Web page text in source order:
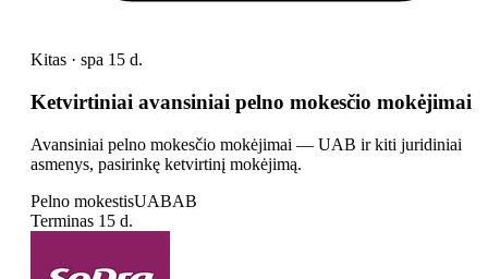
Kitas · spa 15 d.
Ketvirtiniai avansiniai pelno mokesčio mokėjimai
Avansiniai pelno mokesčio mokėjimai — UAB ir kiti juridiniai
asmenys, pasirinkę ketvirtinį mokėjimą.
Pelno mokestisUABAB
Terminas 15 d.